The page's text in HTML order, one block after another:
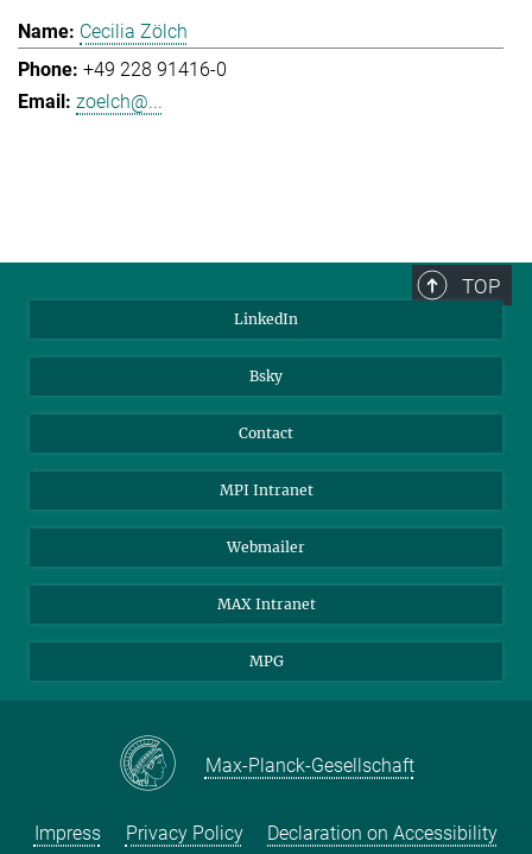
Cecilia Zölch
+49 228 91416-0
zoelch@...
TOP
LinkedIn
Bsky
Contact
MPI Intranet
Webmailer
MAX Intranet
MPG
Max-Planck-Gesellschaft
Impress Privacy Policy Declaration on Accessibility